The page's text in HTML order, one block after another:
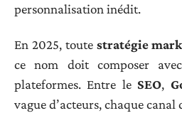
personnalisation inédit.
En 2025, toute stratégie
ce nom doit composer
plateformes. Entre le SEO,
vague d’acteurs, chaque canal